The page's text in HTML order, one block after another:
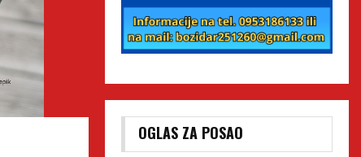
OGLAS ZA POSAO